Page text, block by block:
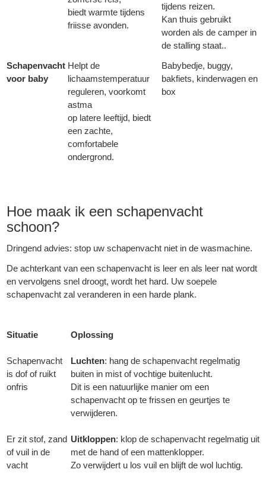
biedt warmte tijdens
friisse avonden.
tijdens reizen.
Kan thuis gebruikt
worden als de camper in
de stalling staat..
Schapenvacht
voor baby
Helpt de
lichaamstemperatuur
reguleren, voorkomt
astma
op latere leeftijd, biedt
een zachte,
comfortabele
ondergrond.
Babybedje, buggy,
bakfiets, kinderwagen en
box
Hoe maak ik een schapenvacht
schoon?
Dringend advies: stop uw schapenvacht niet in de wasmachine.
De achterkant van een schapenvacht is leer en als leer nat wordt
en vervolgens snel droogt, wordt het hard. Uw soepele
schapenvacht zal veranderen in een harde plank.
Situatie Oplossing
Schapenvacht
is dof of ruikt
onfris
Luchten: hang de schapenvacht regelmatig
buiten in mist of vochtige buitenlucht.
Dit is een natuurlijke manier om een
schapenvacht op te frissen en geurtjes te
verwijderen.
Er zit stof, zand
of vuil in de
vacht
Uitkloppen: klop de schapenvacht regelmatig uit
met de hand of een mattenklopper.
Zo verwijdert u los vuil en blijft de wol luchtig.